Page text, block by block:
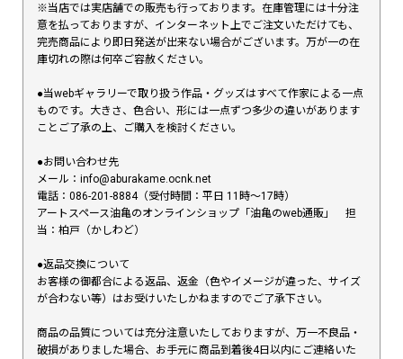
※当店では実店舗での販売も行っております。在庫管理には十分注
意を払っておりますが、インターネット上でご注文いただけても、
完売商品により即日発送が出来ない場合がございます。万が一の在
庫切れの際は何卒ご容赦ください。
●当webギャラリーで取り扱う作品・グッズはすべて作家による一点
ものです。大きさ、色合い、形には一点ずつ多少の違いがあります
ことご了承の上、ご購入を検討ください。
●お問い合わせ先
メール：info@aburakame.ocnk.net
電話：086-201-8884（受付時間：平日 11時〜17時）
アートスペース油亀のオンラインショップ「油亀のweb通販」 担
当：柏戸（かしわど）
●返品交換について
お客様の御都合による返品、返金（色やイメージが違った、サイズ
が合わない等）はお受けいたしかねますのでご了承下さい。
商品の品質については充分注意いたしておりますが、万一不良品・
破損がありました場合、お手元に商品到着後4日以内にご連絡いた